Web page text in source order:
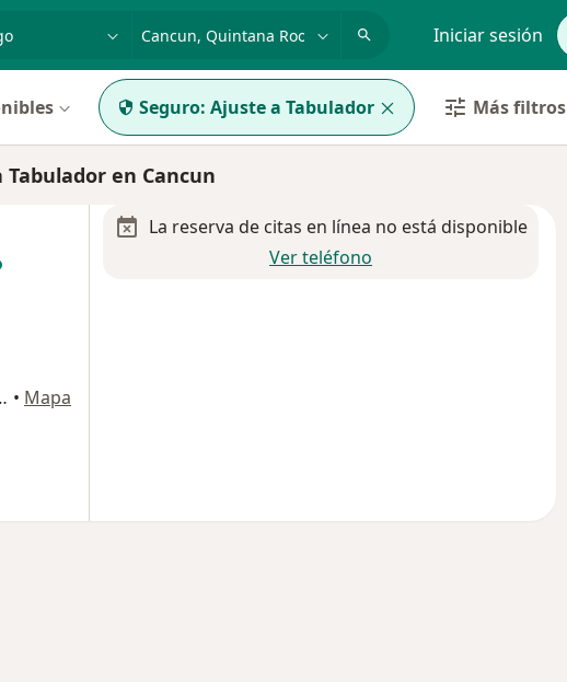
enfermedad o nombre Iniciar sesión
Seguro: Ajuste a Tabulador Más filtros
en Cancun
Sta. María Siké, Cancun • Mapa
La reserva de citas en línea no está disponible
Ver teléfono